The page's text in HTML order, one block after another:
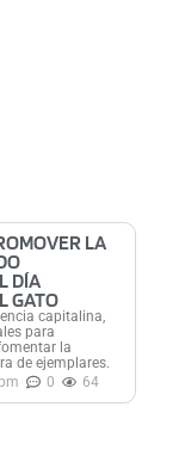
LA
DÍA
GATO
capitalina,
para
la
de ejemplares.
0 64